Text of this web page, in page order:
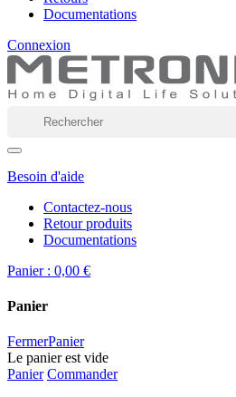
Documentations
Connexion
Besoin d'aide
Contactez-nous
Retour produits
Documentations
Panier : 0,00 €
Panier
FermerPanier
Le panier est vide
Panier Commander